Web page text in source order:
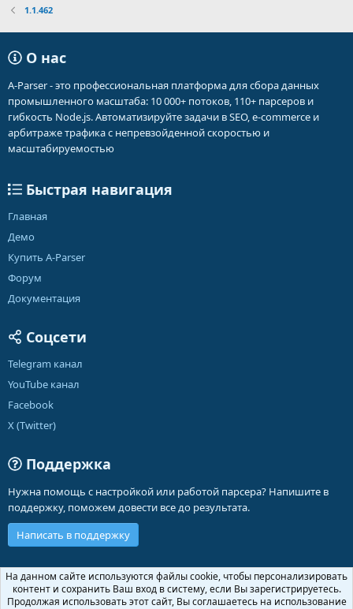
1.1.462
О нас
A-Parser - это профессиональная платформа для сбора данных
промышленного масштаба: 10 000+ потоков, 110+ парсеров и
гибкость Node.js. Автоматизируйте задачи в SEO, e-commerce и
арбитраже трафика с непревзойденной скоростью и
масштабируемостью
Быстрая навигация
Главная
Демо
Купить A-Parser
Форум
Документация
Соцсети
Telegram канал
YouTube канал
Facebook
X (Twitter)
Поддержка
Нужна помощь с настройкой или работой парсера? Напишите в
поддержку, поможем довести все до результата.
Написать в поддержку
Russian (RU)
Обратная связь
Условия и правила
На данном сайте используются файлы cookie, чтобы персонализировать
контент и сохранить Ваш вход в систему, если Вы зарегистрируетесь.
Продолжая использовать этот сайт, Вы соглашаетесь на использование